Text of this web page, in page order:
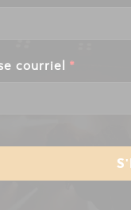
courriel *